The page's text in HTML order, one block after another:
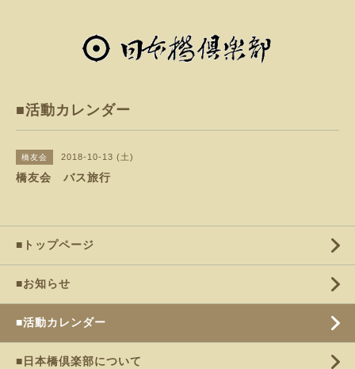
■活動カレンダー
橋友会 2018-10-13 (土)
橋友会 バス旅行
■トップページ
■お知らせ
■活動カレンダー
■日本橋倶楽部について